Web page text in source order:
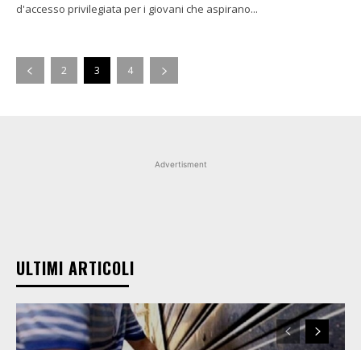
d'accesso privilegiata per i giovani che aspirano...
2 3 4
Advertisment
ULTIMI ARTICOLI